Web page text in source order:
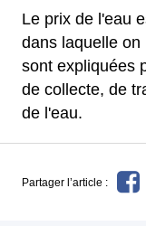
Le prix de l'eau
dans laquelle
sont expliquées
de collecte, de
de l'eau.
Partager l’article :